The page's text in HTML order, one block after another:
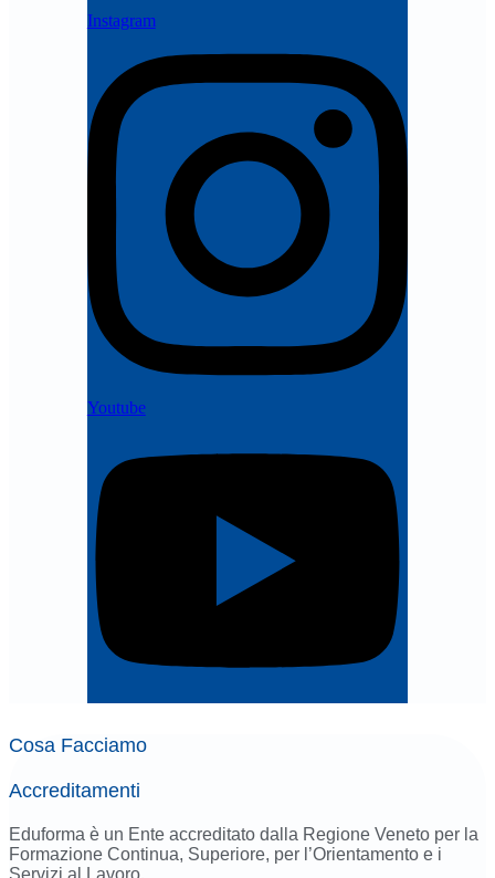
Instagram
Youtube
Cosa Facciamo
Accreditamenti
Eduforma è un Ente accreditato dalla Regione Veneto per la
Formazione Continua, Superiore, per l’Orientamento e i
Servizi al Lavoro.